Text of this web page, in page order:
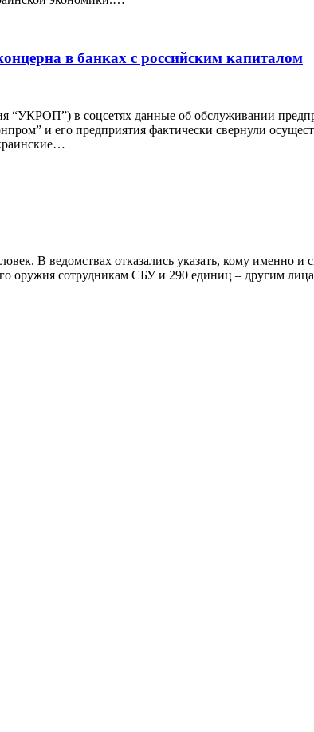
в банках с российским капиталом
“УКРОП”) в соцсетях данные об обслуживании
и его предприятия фактически свернули
В ведомствах отказались указать, кому именно и
оружия сотрудникам СБУ и 290 единиц – другим